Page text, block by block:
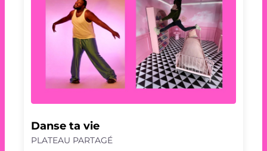
Danse ta vie
PLATEAU PARTAGÉ